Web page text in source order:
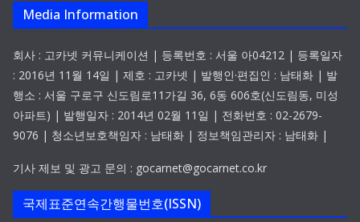
Media Information
회사 : 고카넷 커뮤니케이션 | 등록번호 : 서울 아04212 | 등록일자
: 2016년 11월 14일 | 제호 : 고카넷 | 발행인·편집인 : 남태화 | 발
행소 : 서울 구로구 신도림로11가길 36, 6동 606호(신도림동, 미성
아파트) | 발행일자 : 2014년 02월 11일 | 전화번호 : 02-2679-
9076 | 청소년보호책임자 : 남태화 | 정보책임관리자 : 남태화 |
기사 제보 및 광고 문의 : gocarnet@gocarnet.co.kr
국제표준연속간행물번호(ISSN)